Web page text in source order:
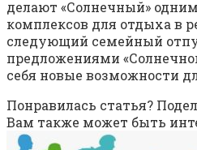
делают «Солнечный»
комплексов для отдыха в
следующий семейный
предложениями
себя новые возможности
Понравилась статья?
Вам также может быть